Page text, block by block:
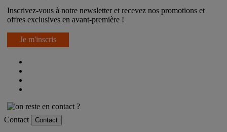
Inscrivez-vous à notre newsletter et recevez nos promotions et
offres exclusives en avant-première !
Je m'inscris
Contact Contact